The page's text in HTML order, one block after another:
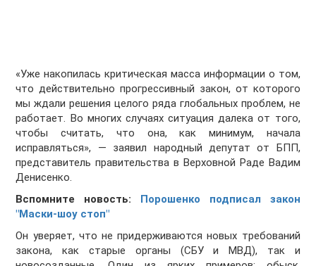
«Уже накопилась критическая масса информации о том,
что действительно прогрессивный закон, от которого
мы ждали решения целого ряда глобальных проблем, не
работает. Во многих случаях ситуация далека от того,
чтобы считать, что она, как минимум, начала
исправляться», — заявил народный депутат от БПП,
представитель правительства в Верховной Раде Вадим
Денисенко.
Вспомните новость: Порошенко подписал закон
"Маски-шоу стоп"
Он уверяет, что не придерживаются новых требований
закона, как старые органы (СБУ и МВД), так и